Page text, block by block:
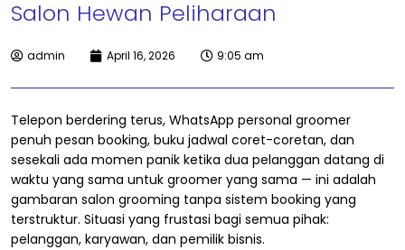
Salon Hewan Peliharaan
admin April 16, 2026 9:05 am
Telepon berdering terus, WhatsApp personal groomer
penuh pesan booking, buku jadwal coret-coretan, dan
sesekali ada momen panik ketika dua pelanggan datang di
waktu yang sama untuk groomer yang sama — ini adalah
gambaran salon grooming tanpa sistem booking yang
terstruktur. Situasi yang frustasi bagi semua pihak:
pelanggan, karyawan, dan pemilik bisnis.